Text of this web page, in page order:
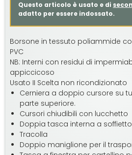
Questo articolo è usato e di
adatto per essere indossato.
Borsone in tessuto poliammide
PVC
NB: Interni con residui di
appiccicoso
Usato II Scelta non ricondizionato
Cerniera a doppio cursore su
parte superiore.
Cursori chiudibili con lucchetto
Doppia tasca interna a soffietto
Tracolla
Doppio maniglione per il